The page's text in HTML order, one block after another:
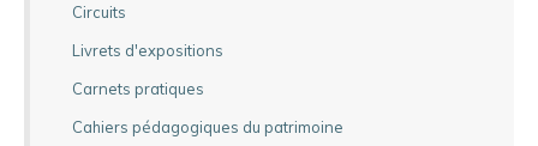
Circuits
Livrets d'expositions
Carnets pratiques
Cahiers pédagogiques du patrimoine